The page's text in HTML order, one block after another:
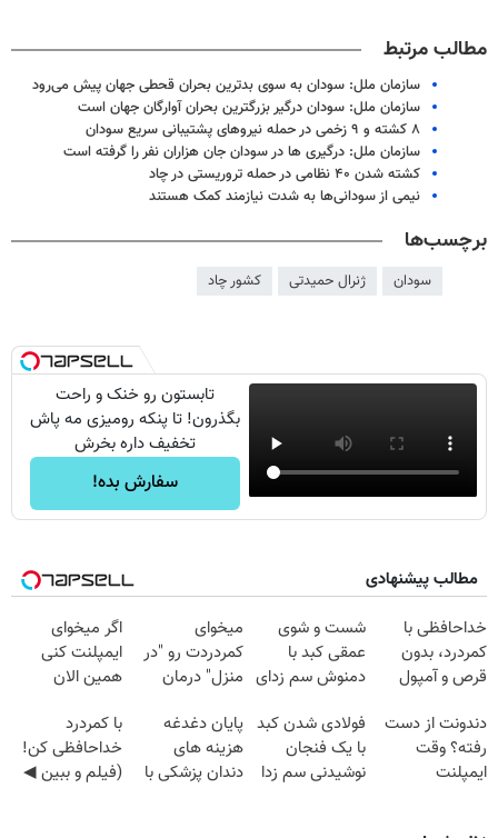
مطالب مرتبط
سازمان ملل: سودان به سوی بدترین بحران قحطی جهان پیش ‌می‌رود
سازمان ملل: سودان درگیر بزرگترین بحران آوارگان جهان است
۸ کشته و ۹ زخمی در حمله نیروهای پشتیبانی سریع سودان
سازمان ملل: درگیری ها در سودان جان هزاران نفر را گرفته است
کشته شدن ۴۰ نظامی در حمله تروریستی در چاد
نیمی از سودانی‌ها به شدت نیازمند کمک هستند
برچسب‌ها
سودان ژنرال حمیدتی کشور چاد
تابستون رو خنک و راحت
بگذرون! تا پنکه رومیزی مه پاش
تخفیف داره بخرش
سفارش بده!
مطالب پیشنهادی
خداحافظی با
کمردرد، بدون
قرص و آمپول
شست و شوی
عمقی کبد با
دمنوش سم زدای
میخوای
کمردردت رو "در
منزل" درمان
◂پرسش‌نامه)
اگر میخوای
ایمپلنت کنی
همین الان
۲۵ میلیون
تومان!!!
دندونت از دست
رفته؟ وقت
ایمپلنت
فولادی شدن کبد
با یک فنجان
نوشیدنی سم زدا
پایان دغدغه
هزینه های
دندان پزشکی با
با کمردرد
خداحافظی کن!
(فیلم و ببین ◀